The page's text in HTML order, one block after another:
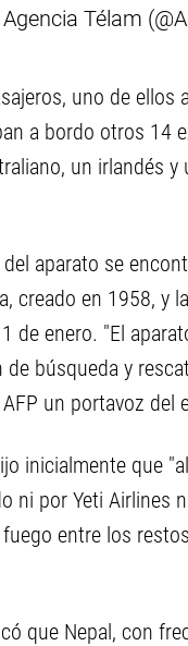
Télam
uno de
a bordo otros 14
un irlandés
aparato se
creado en 1958, y
de enero. "El
de búsqueda y
un portavoz del
inicialmente que
ni por Yeti Airlines
entre los
que Nepal, con